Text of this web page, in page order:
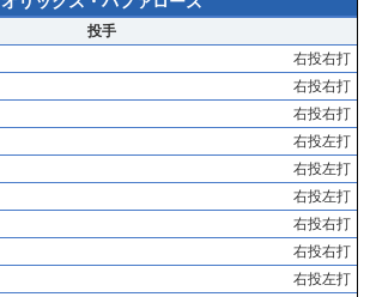
投手
右投右打
右投右打
右投右打
右投左打
右投左打
右投左打
右投右打
右投右打
右投左打